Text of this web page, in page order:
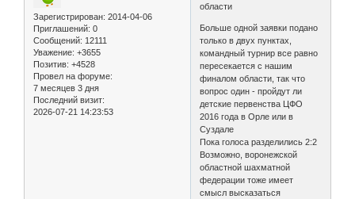
Зарегистрирован: 2014-04-06
Приглашений: 0
Сообщений: 12111
Уважение: +3655
Позитив: +4528
Провел на форуме:
7 месяцев 3 дня
Последний визит:
2026-07-21 14:23:53
области
Больше одной заявки подано
только в двух пунктах,
командный турнир все равно
пересекается с нашим
финалом области, так что
вопрос один - пройдут ли
детские первенства ЦФО
2016 года в Орле или в
Суздале
Пока голоса разделились 2:2
Возможно, воронежской
областной шахматной
федерации тоже имеет
смысл высказаться